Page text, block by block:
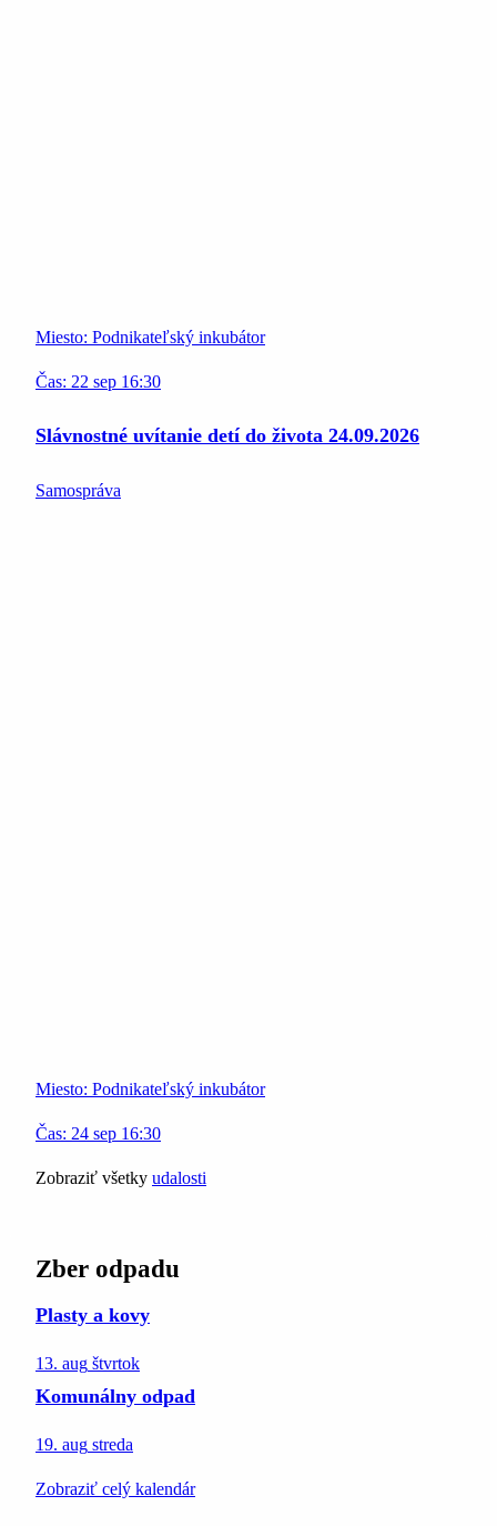
Miesto: Podnikateľský inkubátor
Čas: 22 sep 16:30
Slávnostné uvítanie detí do života 24.09.2026
Samospráva
Miesto: Podnikateľský inkubátor
Čas: 24 sep 16:30
Zobraziť všetky udalosti
Zber odpadu
Plasty a kovy
13. aug štvrtok
Komunálny odpad
19. aug streda
Zobraziť celý kalendár